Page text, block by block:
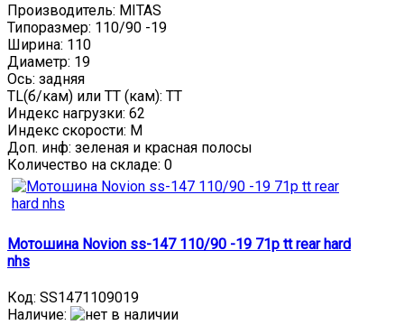
Производитель: MITAS
Типоразмер: 110/90 -19
Ширина: 110
Диаметр: 19
Ось: задняя
TL(б/кам) или TT (кам): TT
Индекс нагрузки: 62
Индекс скорости: M
Доп. инф: зеленая и красная полосы
Количество на складе: 0
Мотошина Novion ss-147 110/90 -19 71p tt rear hard
nhs
Код: SS1471109019
Наличие: